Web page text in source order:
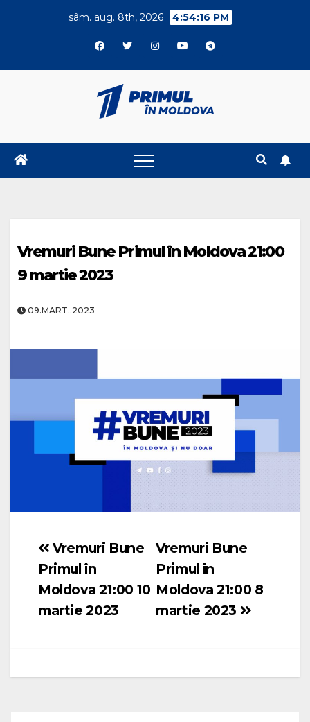
sâm. aug. 8th, 2026 4:54:17 PM
Vremuri Bune Primul în Moldova 21:00
9 martie 2023
09.MART..2023
Navigare
în
articole
Vremuri Bune
Primul în
Moldova 21:00 8
martie 2023
Vremuri Bune
Primul în
Moldova 21:00 10
martie 2023